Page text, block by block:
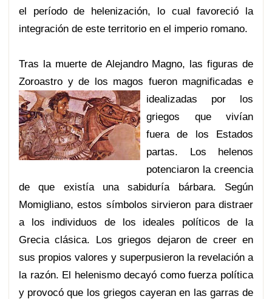
el período de helenización, lo cual favoreció la
integración de este territorio en el imperio romano.
Tras la muerte de Alejandro Magno, las figuras de
Zoroastro y de los magos fueron magnificadas e
idealizadas por los
griegos que vivían
fuera de los Estados
partas. Los helenos
potenciaron la creencia
de que existía una sabiduría bárbara. Según
Momigliano, estos símbolos sirvieron para distraer
a los individuos de los ideales políticos de la
Grecia clásica. Los griegos dejaron de creer en
sus propios valores y superpusieron la revelación a
la razón. El helenismo decayó como fuerza política
y provocó que los griegos cayeran en las garras de